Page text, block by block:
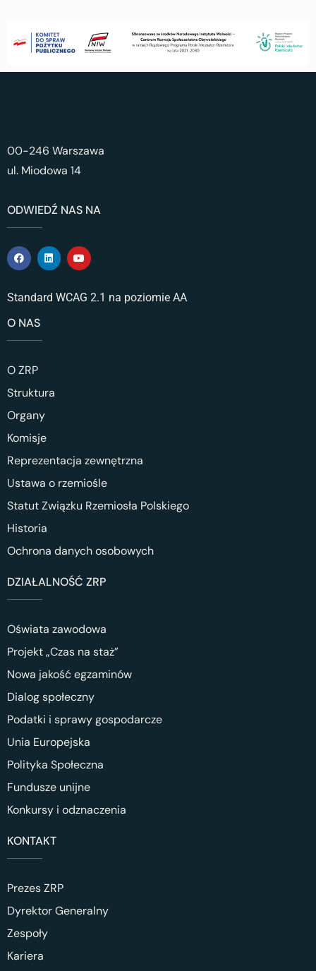
00-246 Warszawa
ul. Miodowa 14
ODWIEDŹ NAS NA
Standard WCAG 2.1 na poziomie AA
O NAS
O ZRP
Struktura
Organy
Komisje
Reprezentacja zewnętrzna
Ustawa o rzemiośle
Statut Związku Rzemiosła Polskiego
Historia
Ochrona danych osobowych
DZIAŁALNOŚĆ ZRP
Oświata zawodowa
Projekt „Czas na staż”
Nowa jakość egzaminów
Dialog społeczny
Podatki i sprawy gospodarcze
Unia Europejska
Polityka Społeczna
Fundusze unijne
Konkursy i odznaczenia
KONTAKT
Prezes ZRP
Dyrektor Generalny
Zespoły
Kariera